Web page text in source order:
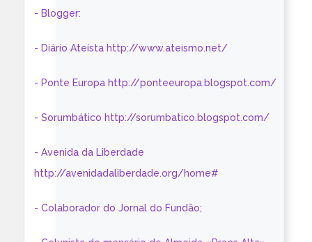
- Blogger:
- Diário Ateísta http://www.ateismo.net/
- Ponte Europa http://ponteeuropa.blogspot.com/
- Sorumbático http://sorumbatico.blogspot.com/
- Avenida da Liberdade
http://avenidadaliberdade.org/home#
- Colaborador do Jornal do Fundão;